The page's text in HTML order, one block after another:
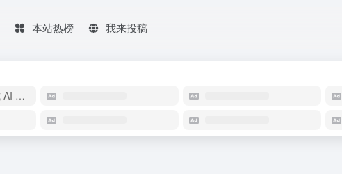
本站热榜 我来投稿
优创智思 - 一站式 AI 智能创作平台